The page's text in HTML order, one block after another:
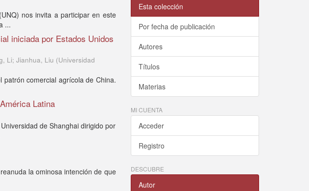
nos invita a participar en este
...
iniciada por Estados Unidos
Li; Jianhua, Liu (Universidad
patrón comercial agrícola de China.
Latina
de Shanghai dirigido por
la ominosa intención de que
Esta colección
Por fecha de publicación
Autores
Títulos
Materias
MI CUENTA
Acceder
Registro
DESCUBRE
Autor